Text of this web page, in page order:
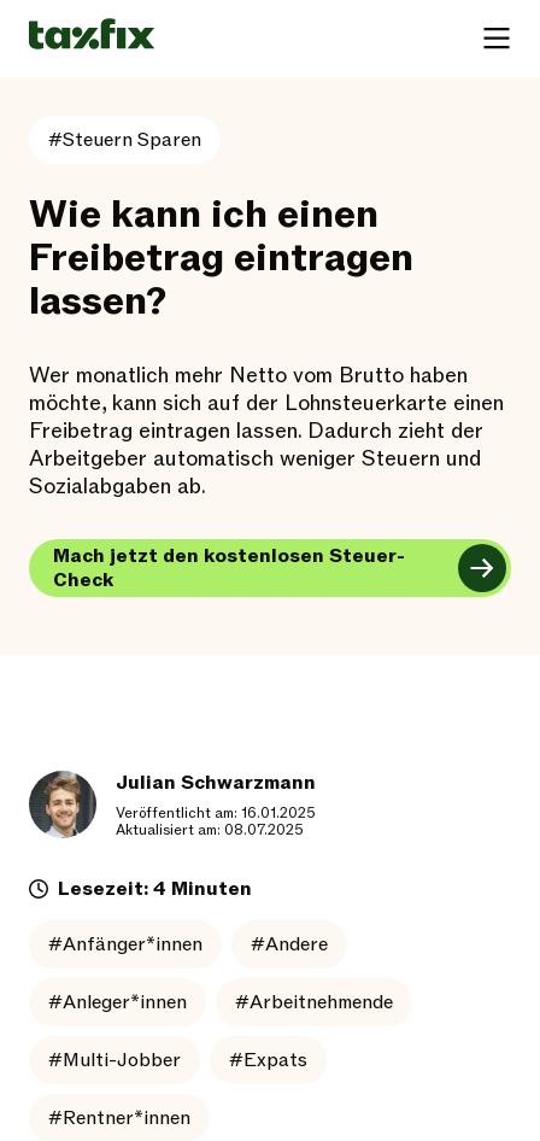
#Steuern Sparen
Wie kann ich einen
Freibetrag eintragen
lassen?
Wer monatlich mehr Netto vom Brutto haben
möchte, kann sich auf der Lohnsteuerkarte einen
Freibetrag eintragen lassen. Dadurch zieht der
Arbeitgeber automatisch weniger Steuern und
Sozialabgaben ab.
Mach jetzt den kostenlosen Steuer-
Check
Julian Schwarzmann
Veröffentlicht am: 16.01.2025
Aktualisiert am: 08.07.2025
Lesezeit: 4 Minuten
#Anfänger*innen #Andere
#Anleger*innen #Arbeitnehmende
#Multi-Jobber #Expats
#Rentner*innen